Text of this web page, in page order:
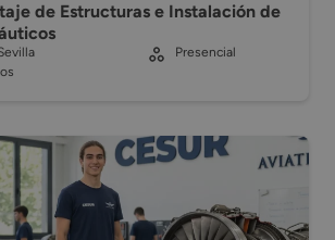
de Estructuras e Instalación de
Presencial